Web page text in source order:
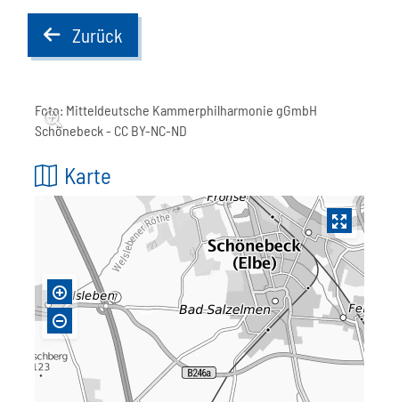
backZurück
Foto: Mitteldeutsche Kammerphilharmonie gGmbH
Schönebeck- CC BY-NC-ND
Karte